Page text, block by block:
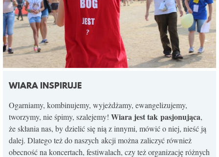
WIARA INSPIRUJE
Ogarniamy, kombinujemy, wyjeżdżamy, ewangelizujemy,
tworzymy, nie śpimy, szalejemy! Wiara jest tak pasjonująca,
że skłania nas, by dzielić się nią z innymi, mówić o niej, nieść ją
dalej. Dlatego też do naszych akcji można zaliczyć również
obecność na koncertach, festiwalach, czy też organizację różnych